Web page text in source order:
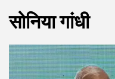
सोनिया गांधी